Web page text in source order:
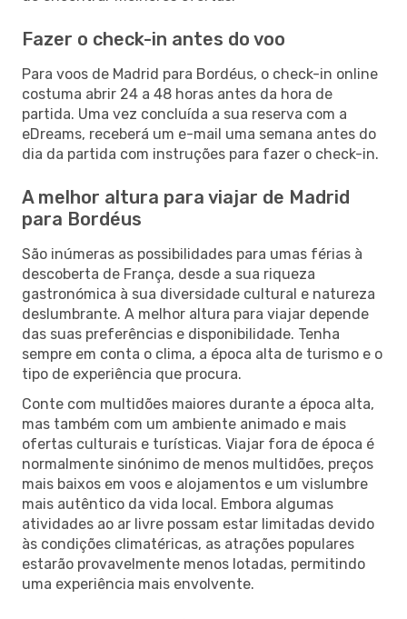
Fazer o check-in antes do voo
Para voos de Madrid para Bordéus, o check-in online
costuma abrir 24 a 48 horas antes da hora de
partida. Uma vez concluída a sua reserva com a
eDreams, receberá um e-mail uma semana antes do
dia da partida com instruções para fazer o check-in.
A melhor altura para viajar de Madrid
para Bordéus
São inúmeras as possibilidades para umas férias à
descoberta de França, desde a sua riqueza
gastronómica à sua diversidade cultural e natureza
deslumbrante. A melhor altura para viajar depende
das suas preferências e disponibilidade. Tenha
sempre em conta o clima, a época alta de turismo e o
tipo de experiência que procura.
Conte com multidões maiores durante a época alta,
mas também com um ambiente animado e mais
ofertas culturais e turísticas. Viajar fora de época é
normalmente sinónimo de menos multidões, preços
mais baixos em voos e alojamentos e um vislumbre
mais autêntico da vida local. Embora algumas
atividades ao ar livre possam estar limitadas devido
às condições climatéricas, as atrações populares
estarão provavelmente menos lotadas, permitindo
uma experiência mais envolvente.